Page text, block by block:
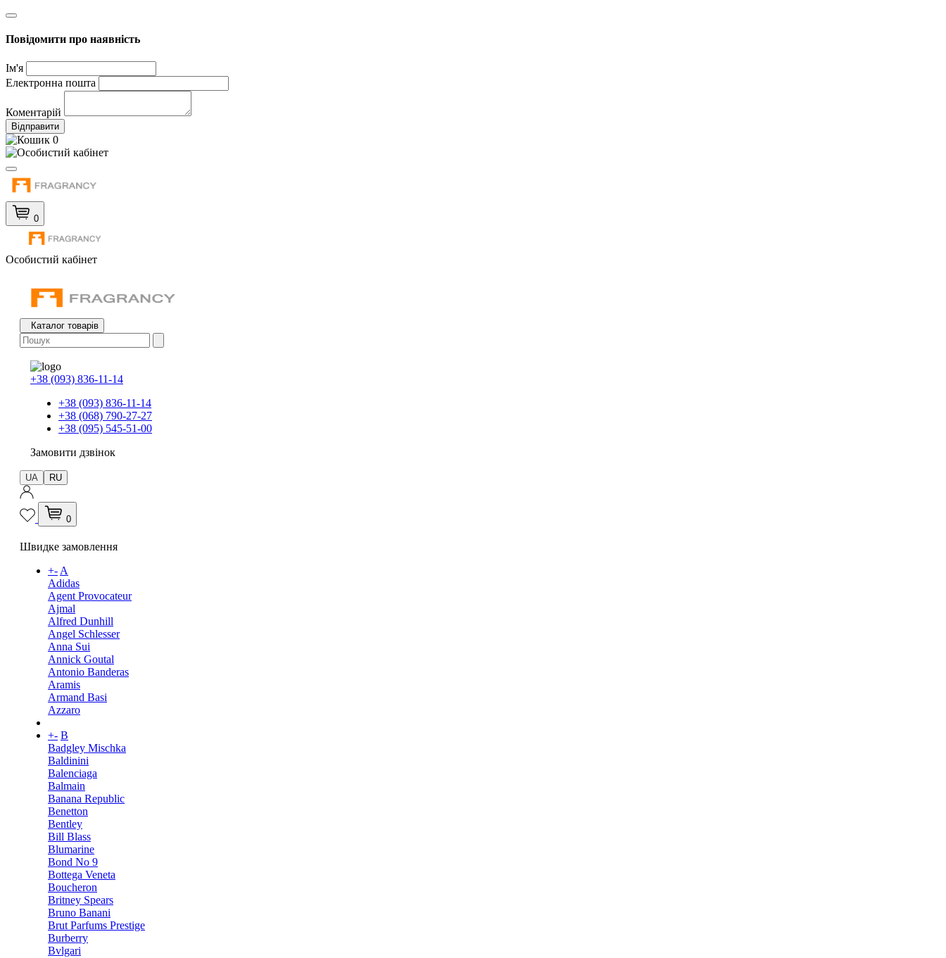
Повідомити про наявність
Ім'я
Електронна пошта
Коментарій
Відправити
0
0
Особистий кабінет
Каталог товарів
+38 (093) 836-11-14
+38 (093) 836-11-14
+38 (068) 790-27-27
+38 (095) 545-51-00
Замовити дзвінок
UA RU
0
Швидке замовлення
+-A
Adidas
Agent Provocateur
Ajmal
Alfred Dunhill
Angel Schlesser
Anna Sui
Annick Goutal
Antonio Banderas
Aramis
Armand Basi
Azzaro
+- B
Badgley Mischka
Baldinini
Balenciaga
Balmain
Banana Republic
Benetton
Bentley
Bill Blass
Blumarine
Bond No 9
Bottega Veneta
Boucheron
Britney Spears
Bruno Banani
Brut Parfums Prestige
Burberry
Bvlgari